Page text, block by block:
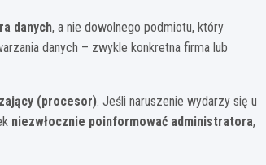
danych, a nie dowolnego podmiotu, który
danych – zwykle konkretna firma lub
(procesor). Jeśli naruszenie wydarzy się u
niezwłocznie poinformować administratora,